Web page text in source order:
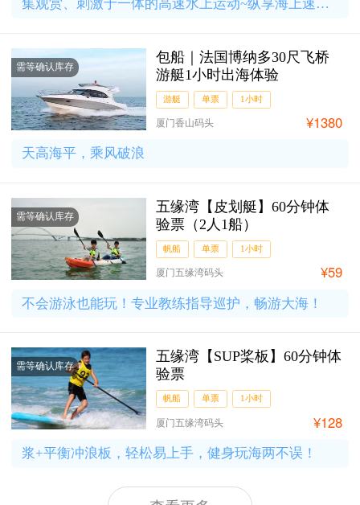
集观赏、刺激于一体的高速水上运动~纵享海上速度与激情！
需等确认库存
包船｜法国博纳多30尺飞桥
游艇1小时出海体验
游艇 单票 1小时
厦门香山码头 ¥1380
天高海平，乘风破浪
需等确认库存
五缘湾【皮划艇】60分钟体
验票（2人1船）
帆船 单票 1小时
厦门五缘湾码头 ¥59
不会游泳也能玩！专业教练指导巡护，畅游大海！
需等确认库存
五缘湾【SUP桨板】60分钟体
验票
帆船 单票 1小时
厦门五缘湾码头 ¥128
浆+平衡冲浪板，轻松易上手，健身玩海两不误！